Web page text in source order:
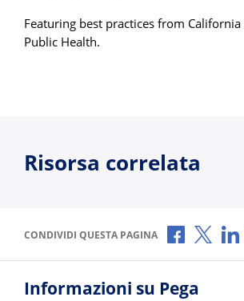
Featuring best practices from
Public Health.
Risorsa correlata
CONDIVIDI QUESTA PAGINA Condividi
Informazioni su Pega